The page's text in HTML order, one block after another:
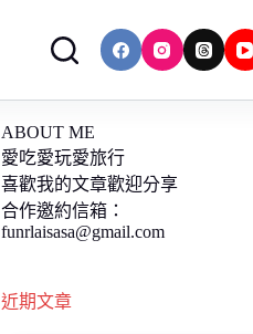
ABOUT ME
愛吃愛玩愛旅行
喜歡我的文章歡迎分享
合作邀約信箱：
funrlaisasa@gmail.com
近期文章